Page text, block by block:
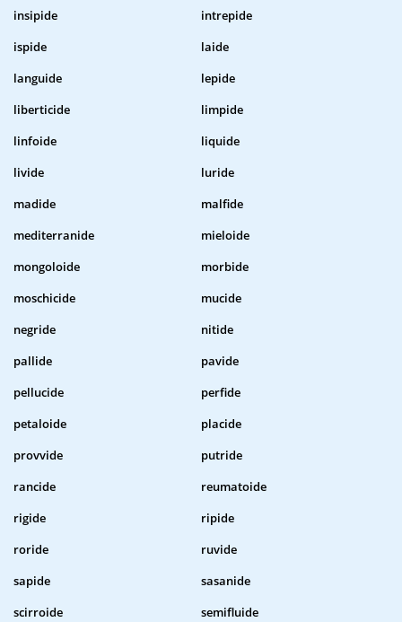
insipide
intrepide
ispide
laide
languide
lepide
liberticide
limpide
linfoide
liquide
livide
luride
madide
malfide
mediterranide
mieloide
mongoloide
morbide
moschicide
mucide
negride
nitide
pallide
pavide
pellucide
perfide
petaloide
placide
provvide
putride
rancide
reumatoide
rigide
ripide
roride
ruvide
sapide
sasanide
scirroide
semifluide